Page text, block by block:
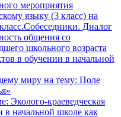
мероприятия
языку (3 класс) на
Диалог
общения со
школьного возраста
в обучении в начальной
миру на тему: Поле
Эколого-краеведческая
в начальной школе как